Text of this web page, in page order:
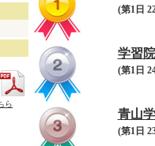
ら
(第1日
学習
(第1日
青山
(第1日